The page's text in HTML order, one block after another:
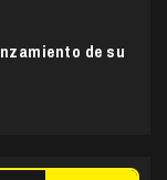
de su